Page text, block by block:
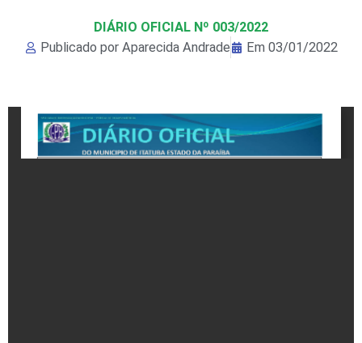
DIÁRIO OFICIAL Nº 003/2022
Publicado por Aparecida Andrade Em 03/01/2022